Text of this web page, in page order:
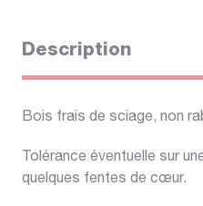
Description
Bois frais de sciage, non
Tolérance éventuelle sur
quelques fentes de cœur.